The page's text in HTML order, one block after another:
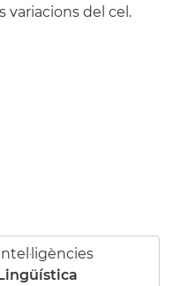
variacions del cel.